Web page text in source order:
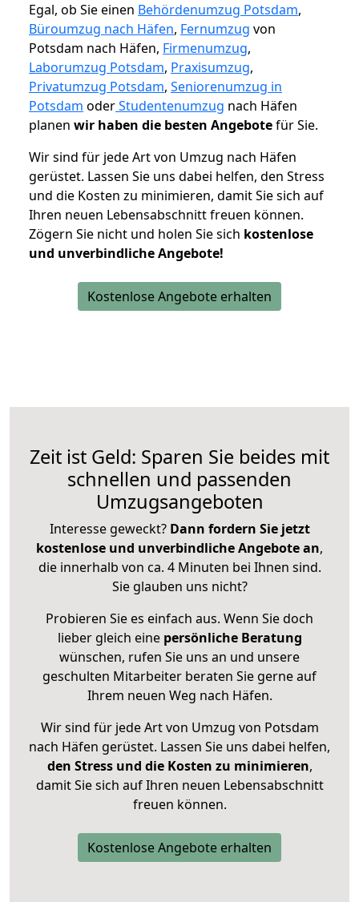
Egal, ob Sie einen Behördenumzug Potsdam,
Büroumzug nach Häfen, Fernumzug von
Potsdam nach Häfen, Firmenumzug,
Laborumzug Potsdam, Praxisumzug,
Privatumzug Potsdam, Seniorenumzug in
Potsdam oderStudentenumzug nach Häfen
planen wir haben die besten Angebotefür Sie.
Wir sind für jede Art von Umzug nach Häfen
gerüstet. Lassen Sie uns dabei helfen, den Stress
und die Kosten zu minimieren, damit Sie sich auf
Ihren neuen Lebensabschnitt freuen können.
Zögern Sie nicht und holen Sie sich kostenlose
und unverbindliche Angebote!
Kostenlose Angebote erhalten
Zeit ist Geld: Sparen Sie beides mit
schnellen und passenden
Umzugsangeboten
Interesse geweckt? Dann fordern Sie jetzt
kostenlose und unverbindliche Angebote an,
die innerhalb von ca. 4 Minuten bei Ihnen sind.
Sie glauben uns nicht?
Probieren Sie es einfach aus. Wenn Sie doch
lieber gleich eine persönliche Beratung
wünschen, rufen Sie uns an und unsere
geschulten Mitarbeiter beraten Sie gerne auf
Ihrem neuen Weg nach Häfen.
Wir sind für jede Art von Umzug von Potsdam
nach Häfen gerüstet. Lassen Sie uns dabei helfen,
den Stress und die Kosten zu minimieren,
damit Sie sich auf Ihren neuen Lebensabschnitt
freuen können.
Kostenlose Angebote erhalten